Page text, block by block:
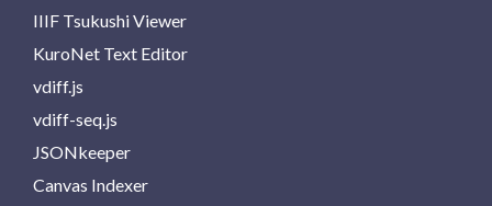
IIIF Tsukushi Viewer
KuroNet Text Editor
vdiff.js
vdiff-seq.js
JSONkeeper
Canvas Indexer